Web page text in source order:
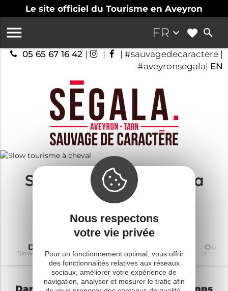
Le site officiel du Tourisme en Aveyron
FR keyboard_arrow_down search

05 65 67 16 42 | |
| #sauvagedecaractere |
#aveyronsegala| EN
Slow tourisme en Ségala
Guide touristique
Décourir
Slow tourisme Slow tourisme Slow tourisme
Où
Slow
Dans le Ségala, « nous prenons le temps
Nous respectons
votre vie privée
Pour un fonctionnement optimal, vous offrir
des fonctionnalités relatives aux réseaux
sociaux, améliorer votre expérience de
navigation, analyser et mesurer le trafic afin